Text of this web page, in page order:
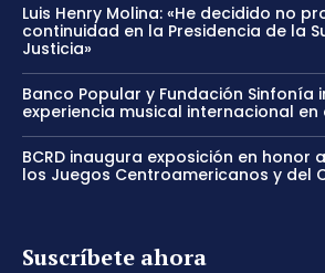
Luis Henry Molina: «He decidido no
continuidad en la Presidencia de la
Justicia»
Banco Popular y Fundación Sinfonía
experiencia musical internacional en
BCRD inaugura exposición en honor
los Juegos Centroamericanos y del
Suscríbete ahora